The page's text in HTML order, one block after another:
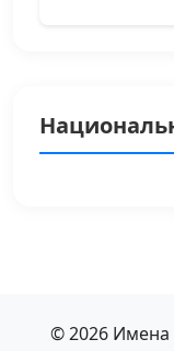
© 2026 Имена